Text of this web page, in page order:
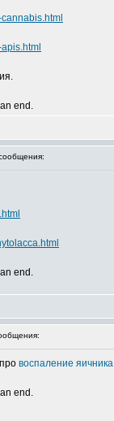
end.
end.
воспаление яичника
end.